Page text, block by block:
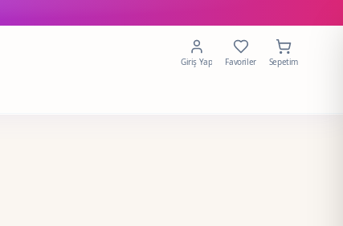
Giriş Yap Favoriler Sepetim